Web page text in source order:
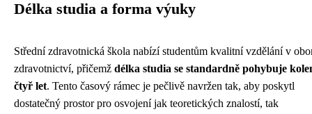
Délka studia a forma výuky
Střední zdravotnická škola nabízí studentům kvalitní vzdělání v
zdravotnictví, přičemž délka studia se standardně pohybuje
čtyř let. Tento časový rámec je pečlivě navržen tak, aby poskytl
dostatečný prostor pro osvojení jak teoretických znalostí, tak